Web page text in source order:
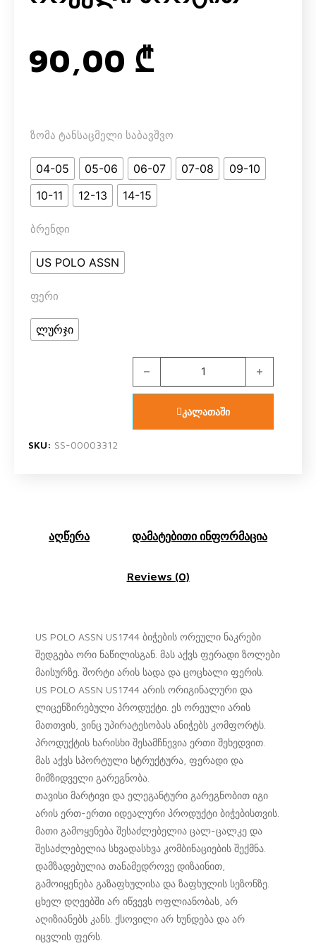
90,00 ₾
ზომა ტანსაცმელი საბავშვო
04-05 05-06 06-07 07-08
09-10
10-11
12-13 14-15
ბრენდი
US POLO ASSN
ფერი
ლურჯი
US POLO ASSN US1744 V1
კალათაში
SKU: SS-00003312
აღწერა დამატებითი ინფორმაცია
Reviews (0)
US POLO ASSN US1744 ბიჭების ორეული ნაკრები
შედგება ორი ნაწილისგან. მას აქვს ფერადი ზოლები
მაისურზე. შორტი არის სადა და ცოცხალი ფერის.
US POLO ASSN US1744 არის ორიგინალური და
ლიცენზირებული პროდუქტი. ეს ორეული არის
მათთვის, ვინც უპირატესობას ანიჭებს კომფორტს.
პროდუქტის ხარისხი შესამჩნევია ერთი შეხედვით.
მას აქვს სპორტული სტრუქტურა, ფერადი და
მიმზიდველი გარეგნობა.
თავისი მარტივი და ელეგანტური გარეგნობით იგი
არის ერთ-ერთი იდეალური პროდუქტი ბიჭებისთვის.
მათი გამოყენება შესაძლებელია ცალ-ცალკე და
შესაძლებელია სხვადასხვა კომბინაციების შექმნა.
დამზადებულია თანამედროვე დიზაინით,
გამოიყენება გაზაფხულისა და ზაფხულის სეზონზე.
ცხელ დღეებში არ იწვევს ოფლიანობას, არ
აღიზიანებს კანს. ქსოვილი არ ხუნდება და არ
იცვლის ფერს.